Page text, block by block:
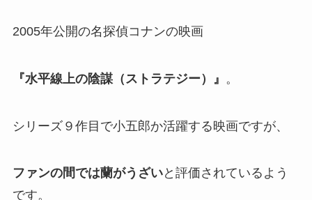
2005年公開の名探偵コナンの映画
『水平線上の陰謀（ストラテジー）』 。
シリーズ９作目で小五郎か活躍する映画ですが、
ファンの間では蘭がうざいと評価されているよう
です。